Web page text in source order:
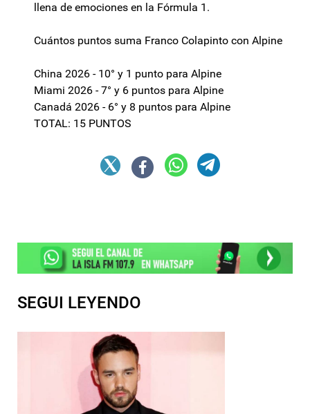
llena de emociones en la Fórmula 1.
Cuántos puntos suma Franco Colapinto con Alpine
China 2026 - 10° y 1 punto para Alpine
Miami 2026 - 7° y 6 puntos para Alpine
Canadá 2026 - 6° y 8 puntos para Alpine
TOTAL: 15 PUNTOS
SEGUI LEYENDO